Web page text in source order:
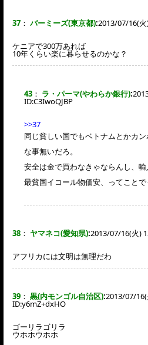
37 ： バーミーズ(東京都):2013/07/16(火
ケニアで300万あれば
10年くらい楽に暮らせるのかな？
43 ： ラ・パーマ(やわらか銀行):
ID:C3IwoQJBP
>>37
同じ貧しい国でもベトナムとかカ
な事無いだろ。
安全は金で買わなきゃならんし、輸
最貧国イコール物価安、ってことで
38 ： ヤマネコ(愛知県):2013/07/16(火)
アフリカには文明は無理だわ
39 ： 黒(内モンゴル自治区):2013/07/16(
ID:y6mZ+dxHO
ゴーリラゴリラ
ウホホウホホ